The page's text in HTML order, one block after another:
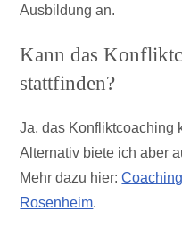
Ausbildung an.
Kann das
stattfinden?
Ja, das Konfliktcoaching
Alternativ biete ich aber
Mehr dazu hier:
Rosenheim.